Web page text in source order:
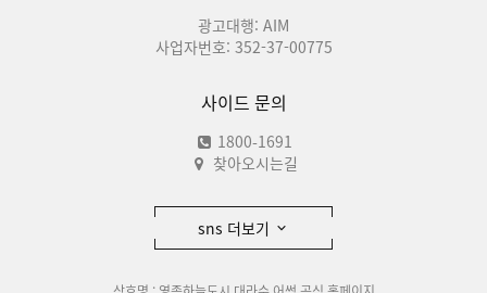
광고대행: AIM
사업자번호: 352-37-00775
사이드 문의
1800-1691
찾아오시는길
sns 더보기